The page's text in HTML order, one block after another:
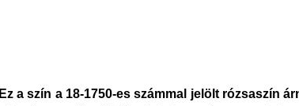
Ez a szín a 18-1750-es számmal jelölt rózsaszín